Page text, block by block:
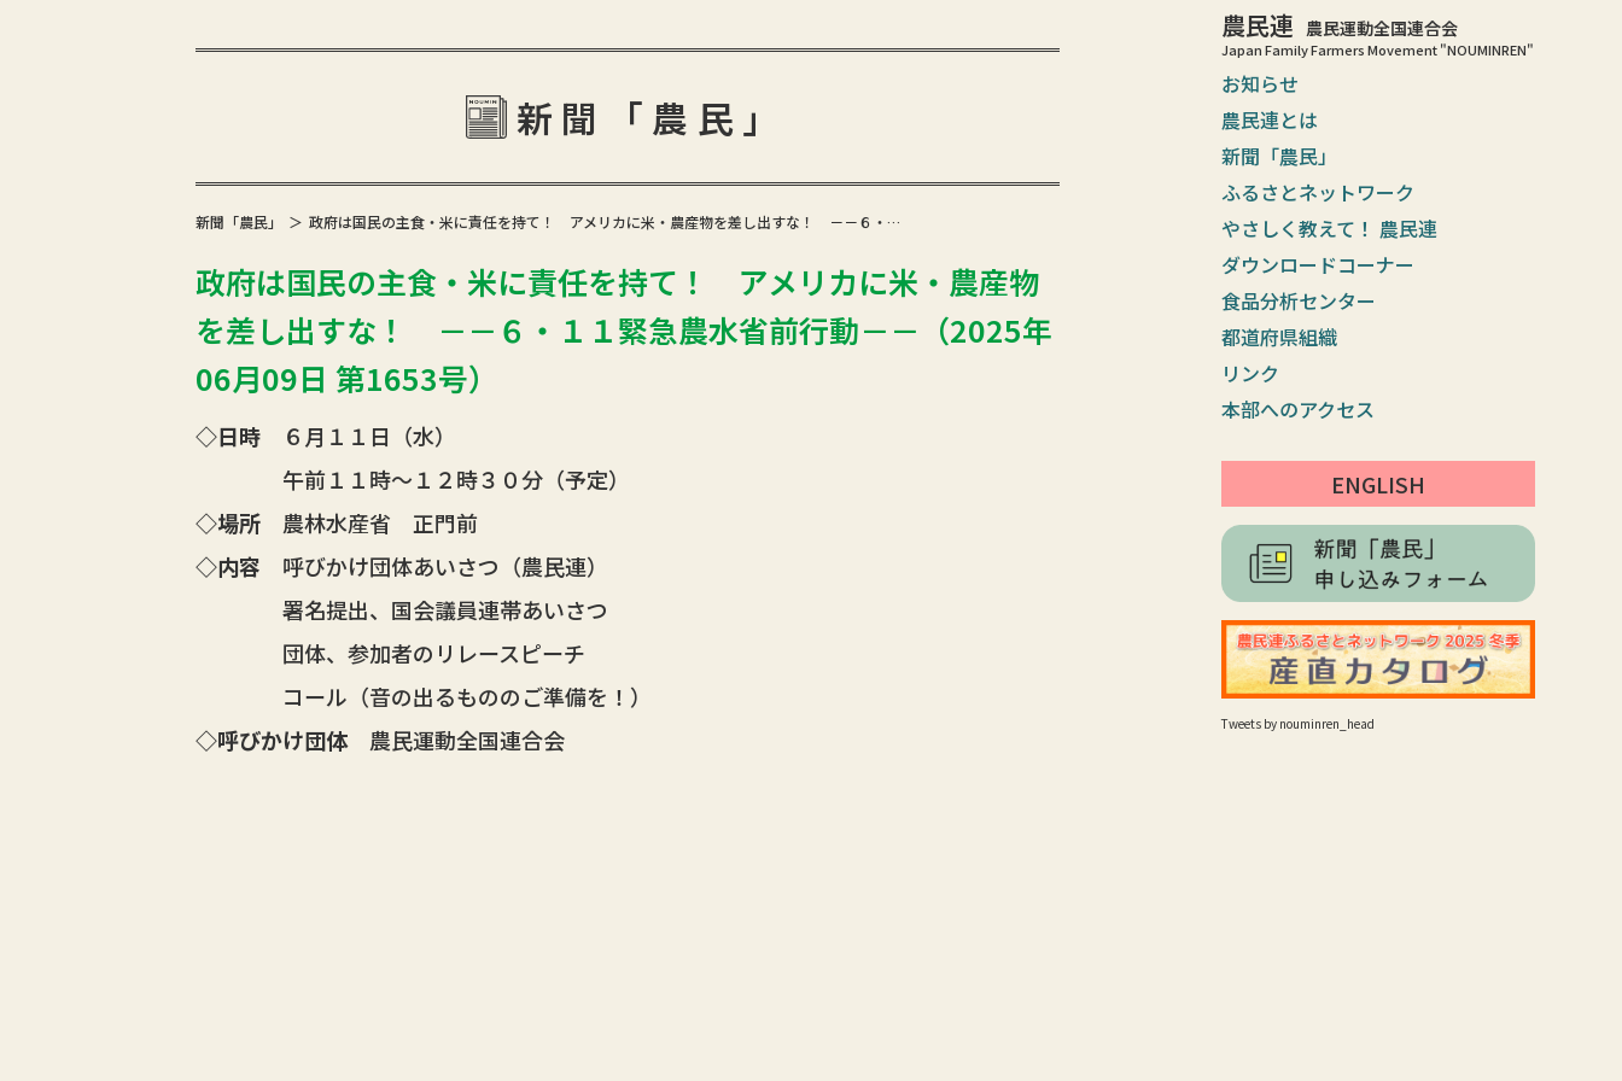
農民連 農民運動全国連合会
Japan Family Farmers Movement "NOUMINREN"
お知らせ
農民連とは
新聞「農民」
ふるさとネットワーク
やさしく教えて！ 農民連
ダウンロードコーナー
食品分析センター
都道府県組織
リンク
本部へのアクセス
ENGLISH
Tweets by nouminren_head
新聞「農民」
新聞「農民」 政府は国民の主食・米に責任を持て！ アメリカに米・農産物を差し出すな！ －－６・…
政府は国民の主食・米に責任を持て！ アメリカに米・農産物
を差し出すな！ －－６・１１緊急農水省前行動－－（2025年
06月09日 第1653号）
◇日時６月１１日（水）
午前１１時～１２時３０分（予定）
◇場所農林水産省 正門前
◇内容 呼びかけ団体あいさつ（農民連）
署名提出、国会議員連帯あいさつ
団体、参加者のリレースピーチ
コール（音の出るもののご準備を！）
◇呼びかけ団体農民運動全国連合会